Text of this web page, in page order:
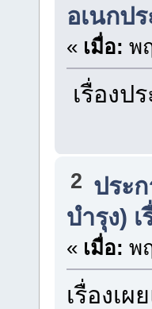
อเนกป
« เมื่อ: พ
เรื่องป
2 ประ
บำรุง)
« เมื่อ: พ
เรื่องเ